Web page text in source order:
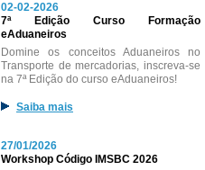
02-02-2026
7ª Edição Curso Formação
eAduaneiros
Domine os conceitos Aduaneiros no
Transporte de mercadorias, inscreva-se
na 7ª Edição do curso eAduaneiros!
Saiba mais
27/01/2026
Workshop Código IMSBC 2026